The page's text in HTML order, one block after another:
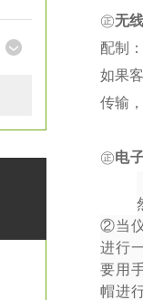
㊣无
配制
如果
传输
㊣电
②当
进行
要用
帽进